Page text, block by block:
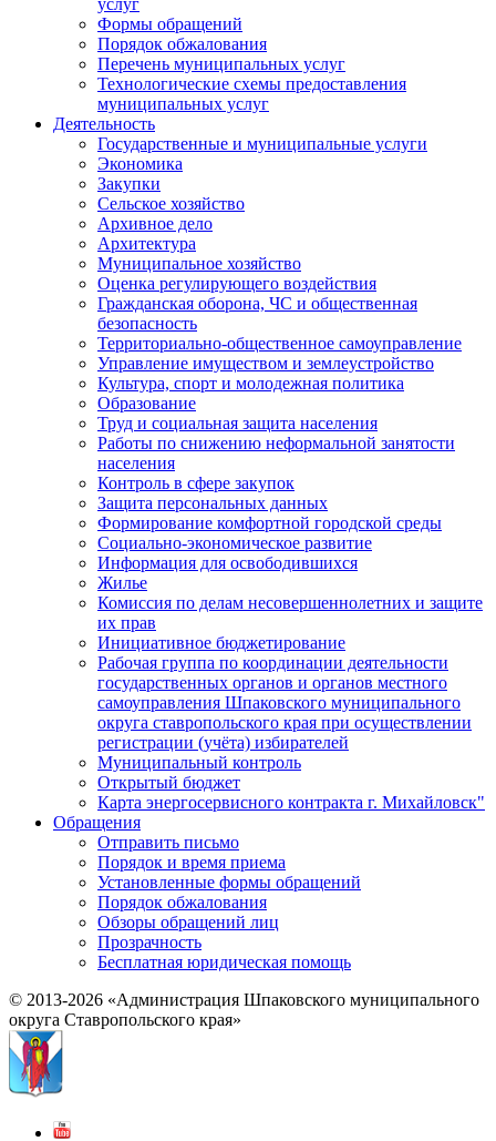
услуг
Формы обращений
Порядок обжалования
Перечень муниципальных услуг
Технологические схемы предоставления
муниципальных услуг
Деятельность
Государственные и муниципальные услуги
Экономика
Закупки
Сельское хозяйство
Архивное дело
Архитектура
Муниципальное хозяйство
Оценка регулирующего воздействия
Гражданская оборона, ЧС и общественная
безопасность
Территориально-общественное самоуправление
Управление имуществом и землеустройство
Культура, спорт и молодежная политика
Образование
Труд и социальная защита населения
Работы по снижению неформальной занятости
населения
Контроль в сфере закупок
Защита персональных данных
Формирование комфортной городской среды
Социально-экономическое развитие
Информация для освободившихся
Жилье
Комиссия по делам несовершеннолетних и защите
их прав
Инициативное бюджетирование
Рабочая группа по координации деятельности
государственных органов и органов местного
самоуправления Шпаковского муниципального
округа ставропольского края при осуществлении
регистрации (учёта) избирателей
Муниципальный контроль
Открытый бюджет
Карта энергосервисного контракта г. Михайловск"
Обращения
Отправить письмо
Порядок и время приема
Установленные формы обращений
Порядок обжалования
Обзоры обращений лиц
Прозрачность
Бесплатная юридическая помощь
© 2013-2026 «Администрация Шпаковского муниципального
округа Ставропольского края»